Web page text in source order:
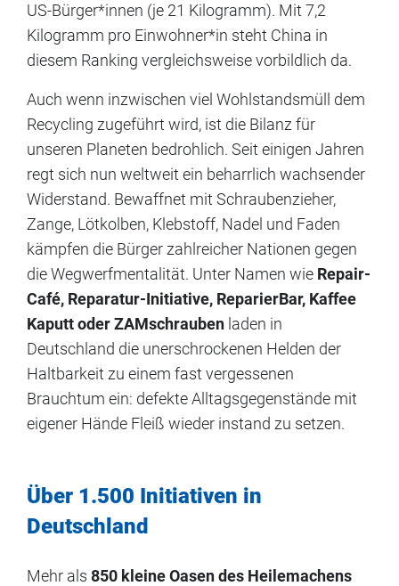
US-Bürger*innen (je 21 Kilogramm). Mit 7,2
Kilogramm pro Einwohner*in steht China in
diesem Ranking vergleichsweise vorbildlich da.
Auch wenn inzwischen viel Wohlstandsmüll dem
Recycling zugeführt wird, ist die Bilanz für
unseren Planeten bedrohlich. Seit einigen Jahren
regt sich nun weltweit ein beharrlich wachsender
Widerstand. Bewaffnet mit Schraubenzieher,
Zange, Lötkolben, Klebstoff, Nadel und Faden
kämpfen die Bürger zahlreicher Nationen gegen
die Wegwerfmentalität. Unter Namen wie Repair-
Café, Reparatur-Initiative, ReparierBar, Kaffee
Kaputt oder ZAMschrauben laden in
Deutschland die unerschrockenen Helden der
Haltbarkeit zu einem fast vergessenen
Brauchtum ein: defekte Alltagsgegenstände mit
eigener Hände Fleiß wieder instand zu setzen.
Über 1.500 Initiativen in
Deutschland
Mehr als 850 kleine Oasen des Heilemachens